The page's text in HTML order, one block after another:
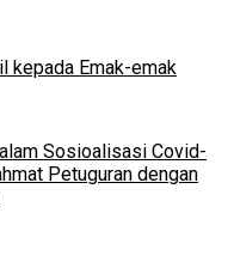
kepada Emak-emak
Sosioalisasi Covid-
Petuguran dengan